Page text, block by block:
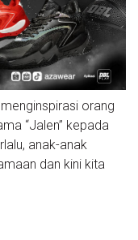
orang
“Jalen” kepada
anak-anak
dan kini kita